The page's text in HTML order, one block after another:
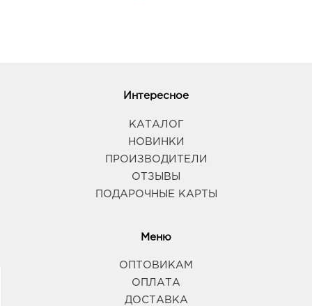
Интересное
КАТАЛОГ
НОВИНКИ
ПРОИЗВОДИТЕЛИ
ОТЗЫВЫ
ПОДАРОЧНЫЕ КАРТЫ
Меню
ОПТОВИКАМ
ОПЛАТА
ДОСТАВКА